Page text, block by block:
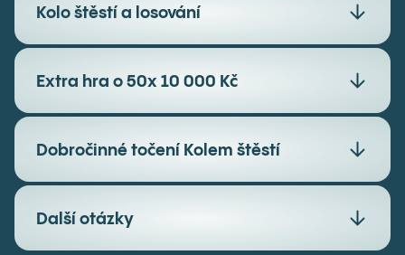
Oblíbená sázenka
Kolo štěstí a losování
Extra hra o 50x 10 000 Kč
Dobročinné točení Kolem štěstí
Další otázky